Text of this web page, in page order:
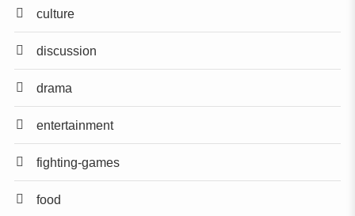
culture
discussion
drama
entertainment
fighting-games
food